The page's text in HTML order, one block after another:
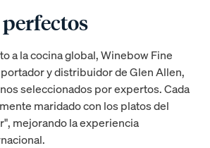
a la cocina global, Winebow Fine
y distribuidor de Glen Allen,
seleccionados por expertos. Cada
maridado con los platos del
mejorando la experiencia